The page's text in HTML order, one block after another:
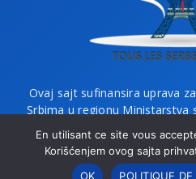
Ovaj sajt sufinansira uprava
Srbima u regionu Ministarstva
Srbije i Ministarstvo bez
En utilisant ce site vous
Korišćenjem ovog sajta
OK
POLITIQUE